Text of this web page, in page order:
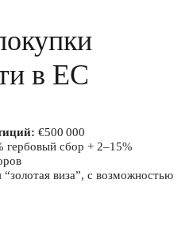
в ЕС
€500 000
гербовый сбор + 2–15%
“золотая виза”, с возможностью